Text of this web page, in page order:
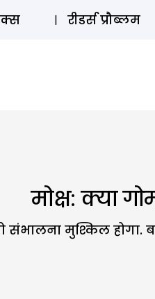
रीडर्स प्रौब्लम
मोक्ष: क्या
संभालना मुश्किल होगा.